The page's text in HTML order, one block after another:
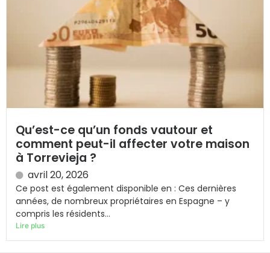
Qu’est-ce qu’un fonds vautour et
comment peut-il affecter votre maison
à Torrevieja ?
avril 20, 2026
Ce post est également disponible en : Ces dernières
années, de nombreux propriétaires en Espagne – y
compris les résidents...
Lire plus